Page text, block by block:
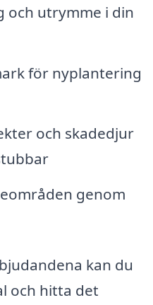
och utrymme i din
för nyplantering
och skadedjur
genom
kan du
och hitta det